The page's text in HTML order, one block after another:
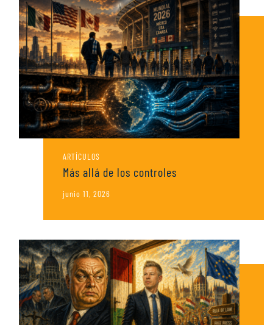
ARTÍCULOS
Más allá de los controles
junio 11, 2026